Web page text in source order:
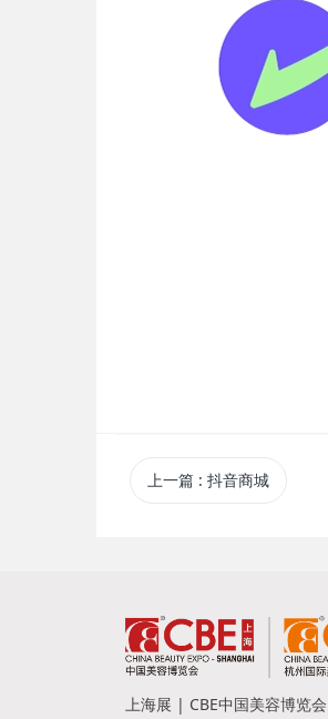
上一篇 : 抖音商城
上海展 | CBE中国美容博览会